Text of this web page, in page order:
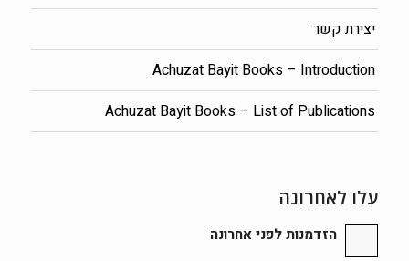
יצירת קשר
Achuzat Bayit Books – Introduction
Achuzat Bayit Books – List of Publications
עלו לאחרונה
הזדמנות לפני אחרונה